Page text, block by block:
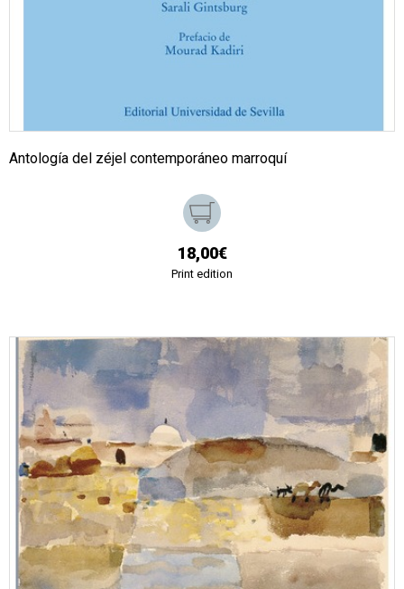
Antología del zéjel contemporáneo marroquí
18,00€
Print edition